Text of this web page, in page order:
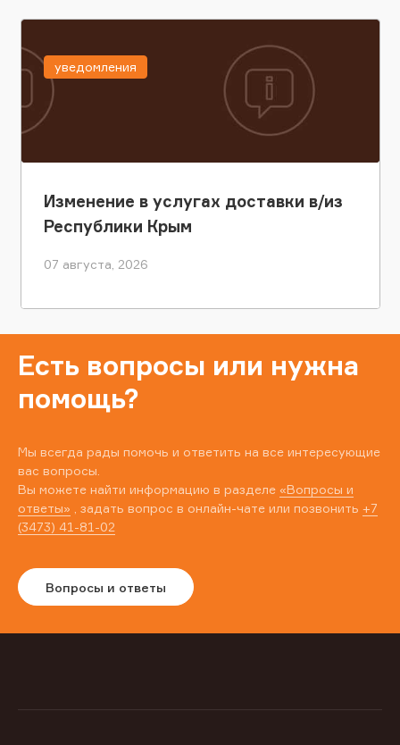
Изменение в услугах доставки в/из
Республики Крым
07 августа, 2026
уведомления
Есть вопросы или нужна
помощь?
Мы всегда рады помочь и ответить на все интересующие
вас вопросы.
Вы можете найти информацию в разделе «Вопросы и
ответы» , задать вопрос в онлайн-чате или позвонить +7
(3473) 41-81-02
Вопросы и ответы